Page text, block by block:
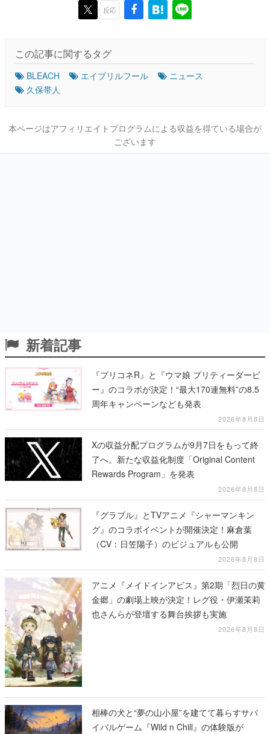
反応
この記事に関するタグ
BLEACH エイプリルフール
ニュース
久保帯人
本ページはアフィリエイトプログラムによる収益を得ている場合が
ございます
新着記事
『プリコネR』と『ウマ娘 プリティーダービ
ー』のコラボが決定！“最大170連無料”の8.5
周年キャンペーンなども発表
2026年8月8日
Xの収益分配プログラムが9月7日をもって終
了へ。新たな収益化制度「Original Content
Rewards Program」を発表
2026年8月8日
『グラブル』とTVアニメ『シャーマンキン
グ』のコラボイベントが開催決定！麻倉葉
（CV：日笠陽子）のビジュアルも公開
2026年8月8日
アニメ『メイドインアビス』第2期「烈日の黄
金郷」の劇場上映が決定！レグ役・伊瀬茉莉
也さんらが登壇する舞台挨拶も実施
2026年8月8日
相棒の犬と“夢の山小屋”を建てて暮らすサバ
イバルゲーム『Wild n Chill』の体験版が